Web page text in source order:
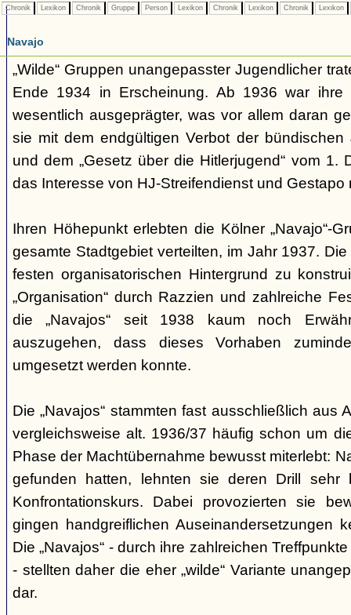
Chronik Lexikon Chronik Gruppe Person Lexikon Chronik Lexikon Chronik Lexikon
Navajo
„Wilde“ Gruppen unangepasster Jugendlicher
Ende 1934 in Erscheinung. Ab 1936 war ihre
wesentlich ausgeprägter, was vor allem daran
sie mit dem endgültigen Verbot der
und dem „Gesetz über die Hitlerjugend“ vom 1.
das Interesse von HJ-Streifendienst und Gestapo
Ihren Höhepunkt erlebten die Kölner „Navajo“-
gesamte Stadtgebiet verteilten, im Jahr 1937.
festen organisatorischen Hintergrund zu
„Organisation“ durch Razzien und zahlreiche
die „Navajos“ seit 1938 kaum noch
auszugehen, dass dieses Vorhaben
umgesetzt werden konnte.
Die „Navajos“ stammten fast ausschließlich aus
vergleichsweise alt. 1936/37 häufig schon um
Phase der Machtübernahme bewusst miterlebt:
gefunden hatten, lehnten sie deren Drill
Konfrontationskurs. Dabei provozierten sie
gingen handgreiflichen Auseinandersetzungen
Die „Navajos“ - durch ihre zahlreichen
- stellten daher die eher „wilde“ Variante
dar.